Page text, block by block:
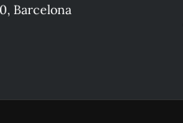
Barcelona